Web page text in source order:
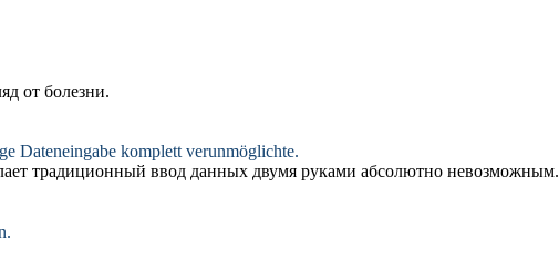
от болезни.
Dateneingabe komplett verunmöglichte.
традиционный ввод данных двумя руками абсолютно невозможным.